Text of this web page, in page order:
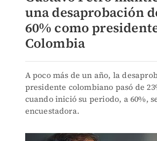
una desaprobación
60% como
Colombia
A poco más de un año, la
presidente colombiano pasó de
cuando inició su periodo, a 60%,
encuestadora.